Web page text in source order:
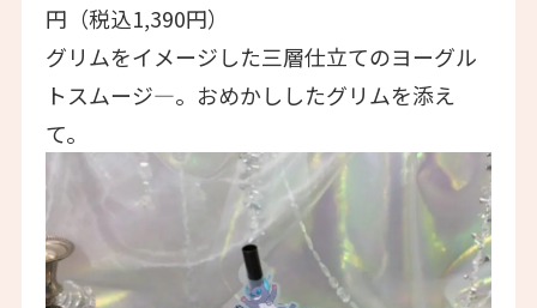
円（税込1,390円）
グリムをイメージした三層仕立てのヨーグル
トスムージ―。おめかししたグリムを添え
て。